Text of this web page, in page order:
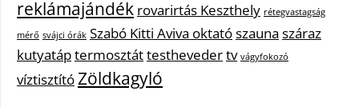
reklámajándék rovarirtás Keszthely rétegvastagság
mérő svájci órák Szabó Kitti Aviva oktatószauna száraz
kutyatáptermosztáttesthevedertv vágyfokozó
víztisztítóZöldkagyló